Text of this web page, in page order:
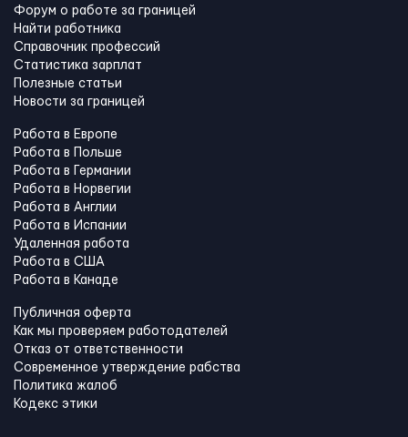
Форум о работе за границей
Найти работника
Справочник профессий
Статистика зарплат
Полезные статьи
Новости за границей
Работа в Европе
Работа в Польше
Работа в Германии
Работа в Норвегии
Работа в Англии
Работа в Испании
Удаленная работа
Работа в США
Работа в Канадe
Публичная оферта
Как мы проверяем работодателей
Отказ от ответственности
Современное утверждение рабства
Политика жалоб
Кодекс этики